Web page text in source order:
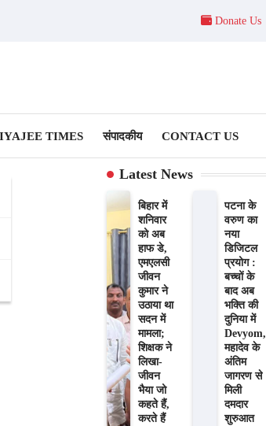
Donate Us
TIMES संपादकीय CONTACT US
Latest News
बिहार में
शनिवार
को अब
हाफ डे,
एमएलसी
जीवन
कुमार ने
उठाया था
सदन में
मामला;
शिक्षक ने
लिखा-
जीवन
भैया जो
कहते हैं,
करते हैं
पटना के
वरुण का
नया
डिजिटल
प्रयोग :
बच्चों के
बाद अब
भक्ति की
दुनिया में
Devyom,
महादेव के
अंतिम
जागरण से
मिली
दमदार
शुरुआत